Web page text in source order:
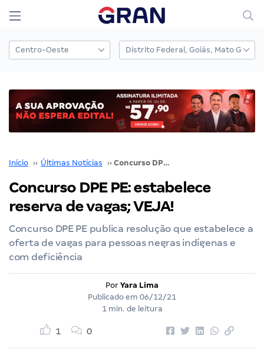
Início ›› Últimas Notícias ›› Concurso DPE PE: estabelece reserva de vagas; VEJA!
Concurso DPE PE: estabelece
reserva de vagas; VEJA!
Concurso DPE PE publica resolução que estabelece a
oferta de vagas para pessoas negras indígenas e
com deficiência
Por Yara Lima
Publicado em 06/12/21
1 min. de leitura
1 0